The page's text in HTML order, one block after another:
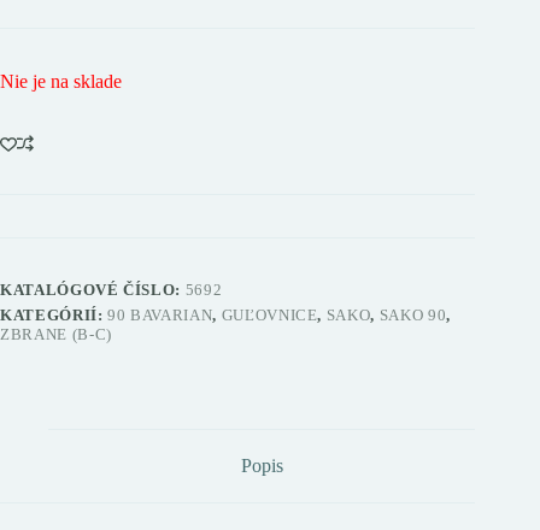
Nie je na sklade
KATALÓGOVÉ ČÍSLO: 5692
KATEGÓRIÍ:90 BAVARIAN, GUĽOVNICE, SAKO, SAKO 90,
ZBRANE (B-C)
Popis